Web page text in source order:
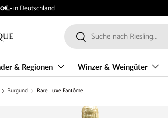
in Deutschland
Suchen
Suchen
& Regionen Winzer & Weingüter
Burgund Rare Luxe Fantôme